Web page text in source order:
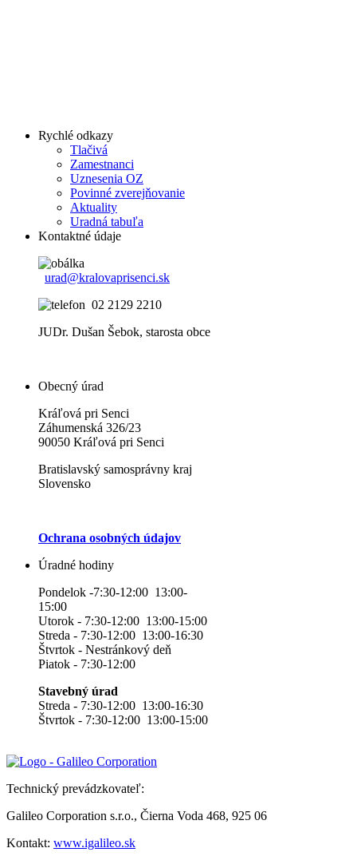
Rychlé odkazy
Tlačivá
Zamestnanci
Uznesenia OZ
Povinné zverejňovanie
Aktuality
Uradná tabuľa
Kontaktné údaje
urad@kralovaprisenci.sk
02 2129 2210
JUDr. Dušan Šebok, starosta obce
Obecný úrad
Kráľová pri Senci
Záhumenská 326/23
90050 Kráľová pri Senci
Bratislavský samosprávny kraj
Slovensko
Ochrana osobných údajov
Úradné hodiny
Pondelok -7:30-12:00 13:00-
15:00
Utorok - 7:30-12:00 13:00-15:00
Streda - 7:30-12:00 13:00-16:30
Štvrtok - Nestránkový deň
Piatok - 7:30-12:00
Stavebný úrad
Streda - 7:30-12:00 13:00-16:30
Štvrtok - 7:30-12:00 13:00-15:00
Technický prevádzkovateľ:
Galileo Corporation s.r.o., Čierna Voda 468, 925 06
Kontakt: www.igalileo.sk